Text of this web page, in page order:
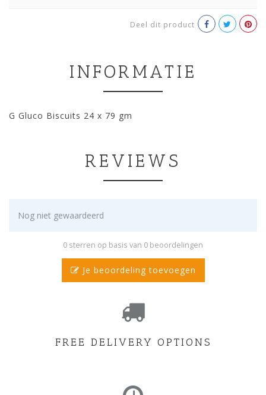
Deel dit product
INFORMATIE
G Gluco Biscuits 24 x 79 gm
REVIEWS
Nog niet gewaardeerd
0 sterren op basis van 0 beoordelingen
Je beoordeling toevoegen
FREE DELIVERY OPTIONS